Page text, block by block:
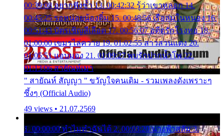
00:39:08 อยากฟังซ้ำ 13. 00:42:32 รู้ว่าเขาหลอก 14.
00:45:25 รอหน่อยน้องติ๋ม 15. 00:48:56 เรือล่มในหนอง 16.
00:51:43 บัตรเชิญสีเลือด 17. 00:56:07 อดีตรักโรงทอ 18.
01:00:00 เขมรไล่ควาย 19. 01:02:55 สาวสวนแตง 20.
01:05:51 แอบมอง 21. 01:09:27 พบรักปากน้ำโพ 22.
01:13:06 สายัณห์เมา
" สายัณห์ สัญญา " ขวัญใจคนเดิม - รวมเพลงดังเพราะๆ
ซึ้งๆ (Official Audio)
49 views • 21.07.2569
1. 00:00:00 ทำไมทำฉันได้ 2. 00:03:20 นางฟ้าสลัม 3.